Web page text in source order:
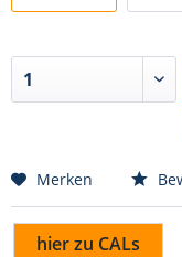
Merken
hier zu CALs